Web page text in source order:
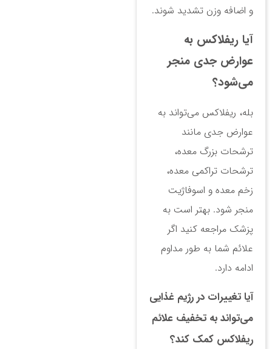
و اضافه وزن تشدید شوند.
آیا ریفلاکس به
عوارض جدی منجر
می‌شود؟
بله، ریفلاکس می‌تواند به
عوارض جدی مانند
ترشحات بزرگ معده،
ترشحات تراکمی معده،
زخم معده و اسوفاژیت
منجر شود. بهتر است به
پزشک مراجعه کنید اگر
علائم شما به طور مداوم
ادامه دارد.
آیا تغییرات در رژیم غذایی
می‌تواند به تخفیف علائم
ریفلاکس کمک کند؟